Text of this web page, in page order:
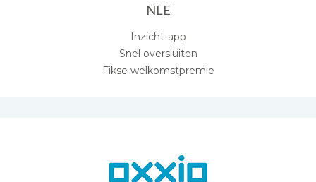
NLE
Inzicht-app
Snel oversluiten
Fikse welkomstpremie